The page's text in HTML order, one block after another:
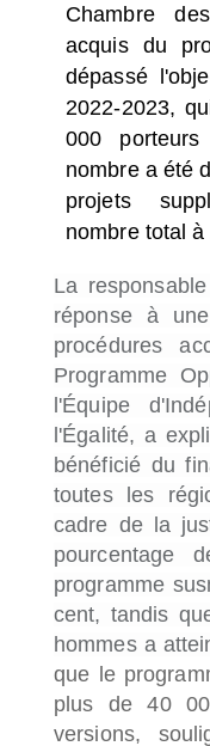
Chambre
acquis du
dépassé
2022-2023,
000
nombre a été
projets
nombre total
La
réponse à
procédures
Programme
l'Équipe
l'Égalité, a
bénéficié du
toutes les
cadre de la
pourcentage
programme
cent, tandis
hommes a
que le
plus de 40
versions,